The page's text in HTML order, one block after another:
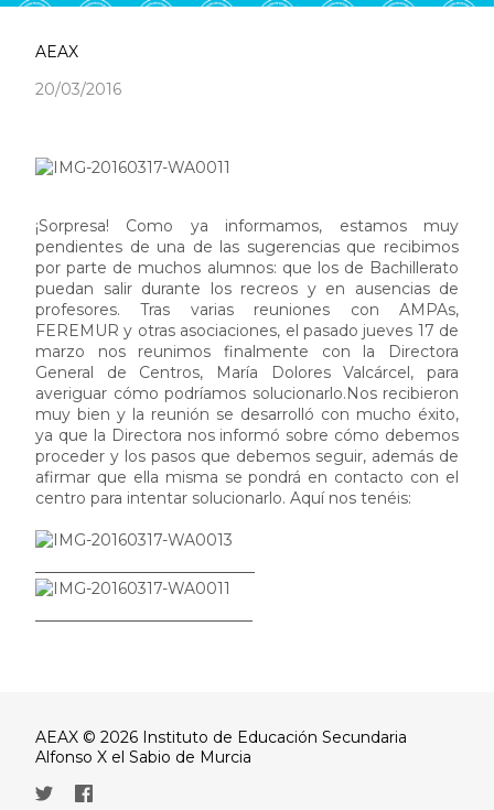
AEAX
20/03/2016
¡Sorpresa! Como ya informamos, estamos muy
pendientes de una de las sugerencias que recibimos
por parte de muchos alumnos: que los de Bachillerato
puedan salir durante los recreos y en ausencias de
profesores. Tras varias reuniones con AMPAs,
FEREMUR y otras asociaciones, el pasado jueves 17 de
marzo nos reunimos finalmente con la Directora
General de Centros, María Dolores Valcárcel, para
averiguar cómo podríamos solucionarlo.Nos recibieron
muy bien y la reunión se desarrolló con mucho éxito,
ya que la Directora nos informó sobre cómo debemos
proceder y los pasos que debemos seguir, además de
afirmar que ella misma se pondrá en contacto con el
centro para intentar solucionarlo. Aquí nos tenéis:
AEAX © 2026 Instituto de Educación Secundaria
Alfonso X el Sabio de Murcia